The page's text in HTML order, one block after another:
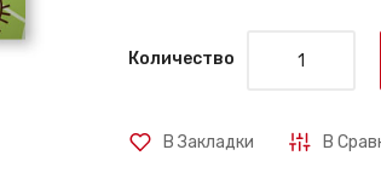
Количество
В Закладки В